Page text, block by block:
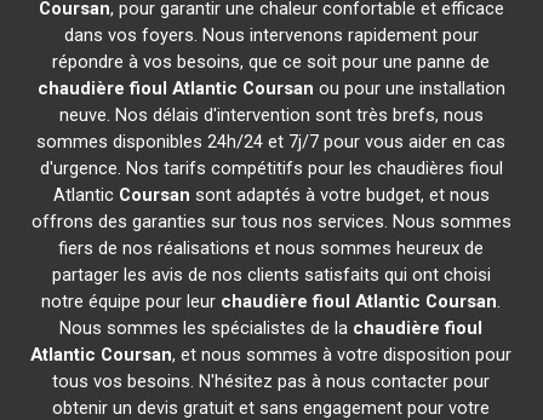
Coursan, pour garantir une chaleur confortable et efficace
dans vos foyers. Nous intervenons rapidement pour
répondre à vos besoins, que ce soit pour une panne de
chaudière fioul Atlantic Coursan ou pour une installation
neuve. Nos délais d'intervention sont très brefs, nous
sommes disponibles 24h/24 et 7j/7 pour vous aider en cas
d'urgence. Nos tarifs compétitifs pour les chaudières fioul
Atlantic Coursan sont adaptés à votre budget, et nous
offrons des garanties sur tous nos services. Nous sommes
fiers de nos réalisations et nous sommes heureux de
partager les avis de nos clients satisfaits qui ont choisi
notre équipe pour leur chaudière fioul Atlantic Coursan.
Nous sommes les spécialistes de la chaudière fioul
Atlantic Coursan, et nous sommes à votre disposition pour
tous vos besoins. N'hésitez pas à nous contacter pour
obtenir un devis gratuit et sans engagement pour votre